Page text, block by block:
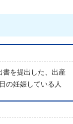
書を提出した、出産
の妊娠している人